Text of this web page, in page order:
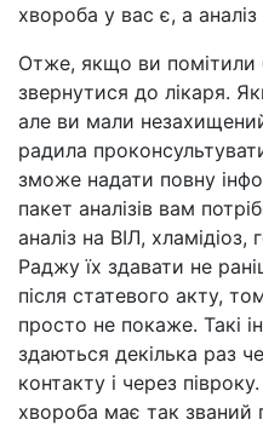
хвороба у вас є, а аналіз
Отже, якщо ви помітили
звернутися до лікаря.
але ви мали
радила
зможе надати повну
пакет аналізів вам
аналіз на ВІЛ, хламідіоз,
Раджу їх здавати не
після статевого акту,
просто не покаже. Такі
здаються декілька раз
контакту і через
хвороба має так званий